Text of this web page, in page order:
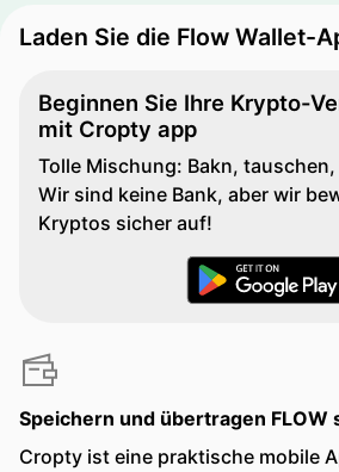
Laden Sie die Flow Wallet-
Beginnen Sie Ihre Krypto-
mit Cropty app
Tolle Mischung: Bakn,
Wir sind keine Bank, aber wir
Kryptos sicher auf!
Speichern und übertragen FLOW
Cropty ist eine praktische mobile